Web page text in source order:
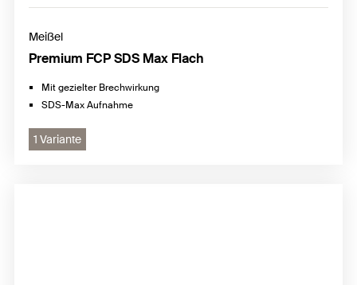
Meißel
Premium FCP SDS Max Flach
Mit gezielter Brechwirkung
SDS-Max Aufnahme
1 Variante